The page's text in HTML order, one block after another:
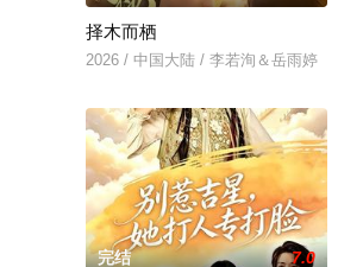
择木而栖
2026 / 中国大陆 / 李若洵＆岳雨婷
完结 7.0